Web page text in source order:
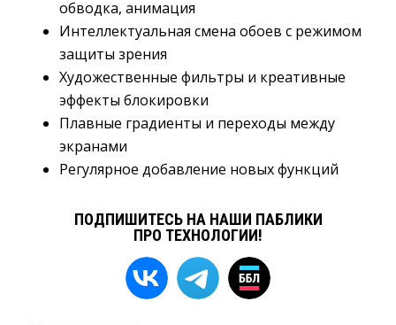
обводка, анимация
Интеллектуальная смена обоев с режимом
защиты зрения
Художественные фильтры и креативные
эффекты блокировки
Плавные градиенты и переходы между
экранами
Регулярное добавление новых функций
ПОДПИШИТЕСЬ НА НАШИ ПАБЛИКИ
ПРО ТЕХНОЛОГИИ!